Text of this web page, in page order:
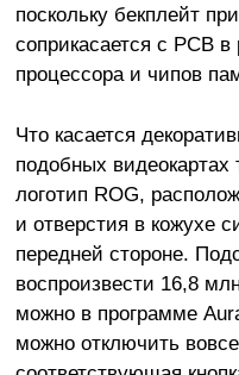
поскольку бекплейт
соприкасается с PCB
процессора и чипов
Что касается
подобных
логотип ROG,
и отверстия в кожухе
передней стороне.
воспроизвести 16,8
можно в программе
можно отключить